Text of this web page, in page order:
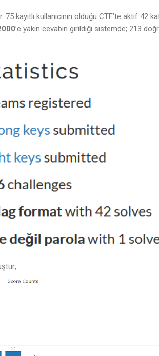
kayıtlı kullanıcının olduğu CTF’te aktif 42
’e yakın cevabın girildiği sistemde; 213